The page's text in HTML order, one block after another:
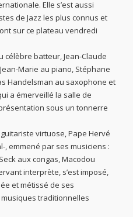
Elle s’est aussi
de Jazz les plus connus et
sur ce plateau vendredi
célèbre batteur, Jean-Claude
Marie au piano, Stéphane
Handelsman au saxophone et
a émerveillé la salle de
sous un tonnerre
virtuose, Pape Hervé
, emmené par ses musiciens :
aux congas, Macodou
interprète, s’est imposé,
et métissé de ses
traditionnelles